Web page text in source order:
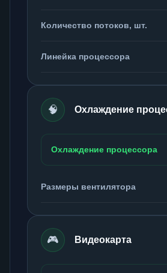
Количество потоков, шт.
Линейка процессора
🧠 Охлаждение
Охлаждение процессора
Размеры вентилятора
🎮 Видеокарта